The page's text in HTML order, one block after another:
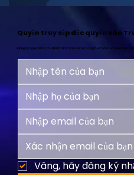
Quyền truy cập độc quyền vào
Đăng ký ngay và bắt đầu hành trình đến với cuộc sống hạnh phúc và viên mãn hơn!
Vâng, hãy đăng ký